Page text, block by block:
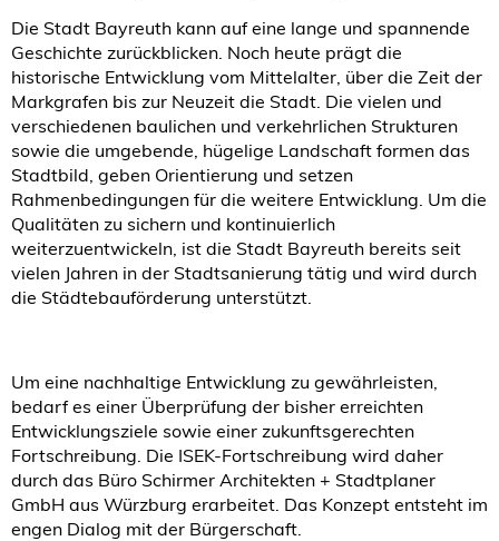
Die Stadt Bayreuth kann auf eine lange und spannende
Geschichte zurückblicken. Noch heute prägt die
historische Entwicklung vom Mittelalter, über die Zeit der
Markgrafen bis zur Neuzeit die Stadt. Die vielen und
verschiedenen baulichen und verkehrlichen Strukturen
sowie die umgebende, hügelige Landschaft formen das
Stadtbild, geben Orientierung und setzen
Rahmenbedingungen für die weitere Entwicklung. Um die
Qualitäten zu sichern und kontinuierlich
weiterzuentwickeln, ist die Stadt Bayreuth bereits seit
vielen Jahren in der Stadtsanierung tätig und wird durch
die Städtebauförderung unterstützt.
Um eine nachhaltige Entwicklung zu gewährleisten,
bedarf es einer Überprüfung der bisher erreichten
Entwicklungsziele sowie einer zukunftsgerechten
Fortschreibung. Die ISEK-Fortschreibung wird daher
durch das Büro Schirmer Architekten + Stadtplaner
GmbH aus Würzburg erarbeitet. Das Konzept entsteht im
engen Dialog mit der Bürgerschaft.